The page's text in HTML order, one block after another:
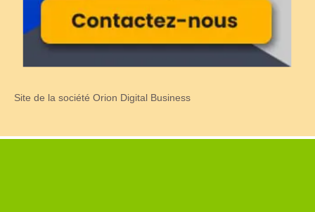
Site de la société Orion Digital Business